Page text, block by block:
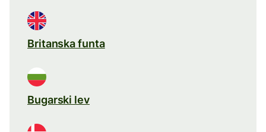
Britanska funta
Bugarski lev